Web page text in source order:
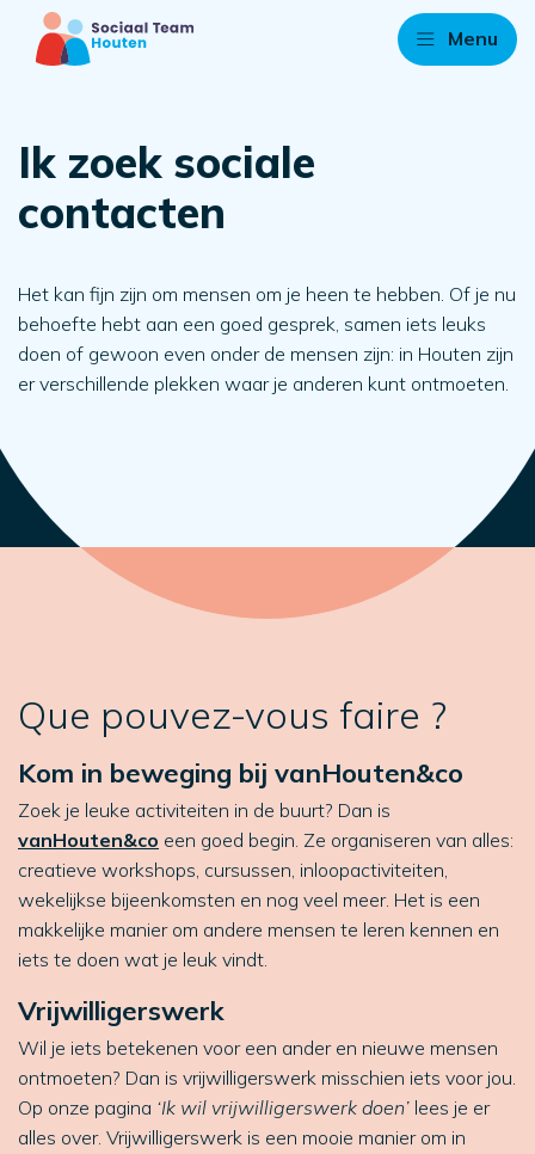
Menu
Ik zoek sociale
contacten
Het kan fijn zijn om mensen om je heen te hebben. Of je nu
behoefte hebt aan een goed gesprek, samen iets leuks
doen of gewoon even onder de mensen zijn: in Houten zijn
er verschillende plekken waar je anderen kunt ontmoeten.
Que pouvez-vous faire ?
Kom in beweging bij vanHouten&co
Zoek je leuke activiteiten in de buurt? Dan is
vanHouten&co een goed begin. Ze organiseren van alles:
creatieve workshops, cursussen, inloopactiviteiten,
wekelijkse bijeenkomsten en nog veel meer. Het is een
makkelijke manier om andere mensen te leren kennen en
iets te doen wat je leuk vindt.
Vrijwilligerswerk
Wil je iets betekenen voor een ander en nieuwe mensen
ontmoeten? Dan is vrijwilligerswerk misschien iets voor jou.
Op onze pagina ‘Ik wil vrijwilligerswerk doen’ lees je er
alles over. Vrijwilligerswerk is een mooie manier om in